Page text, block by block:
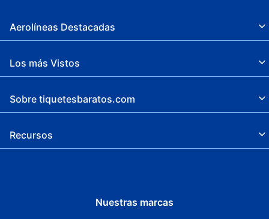
Aerolíneas Destacadas
Los más Vistos
Sobre tiquetesbaratos.com
Recursos
Nuestras marcas